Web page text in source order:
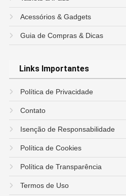
Acessórios & Gadgets
Guia de Compras & Dicas
Links Importantes
Política de Privacidade
Contato
Isenção de Responsabilidade
Política de Cookies
Política de Transparência
Termos de Uso